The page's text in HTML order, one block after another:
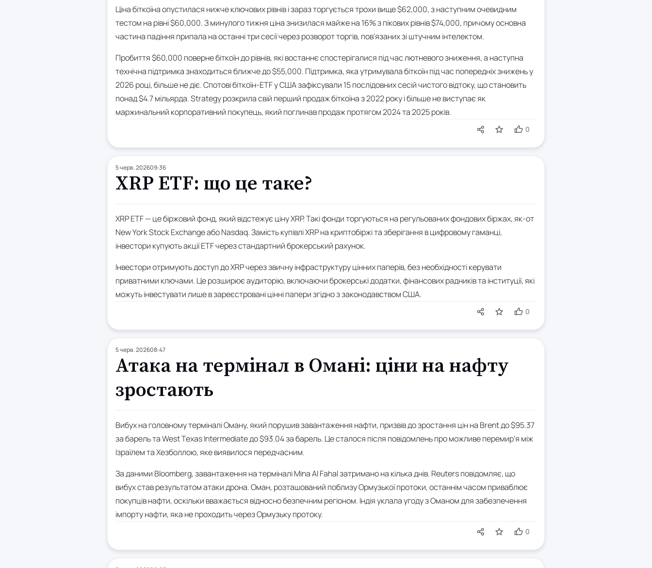
Ціна біткоїна опустилася нижче ключових рівнів і зараз торгується трохи вище $62,000, з наступним очевидним
тестом на рівні $60,000. З минулого тижня ціна знизилася майже на 16% з пікових рівнів $74,000, причому основна
частина падіння припала на останні три сесії через розворот торгів, пов'язаних зі штучним інтелектом.
Пробиття $60,000 поверне біткоїн до рівнів, які востаннє спостерігалися під час лютневого зниження, а наступна
технічна підтримка знаходиться ближче до $55,000. Підтримка, яка утримувала біткоїн під час попередніх знижень у
2026 році, більше не діє. Спотові біткоїн-ETF у США зафіксували 15 послідовних сесій чистого відтоку, що становить
понад $4.7 мільярда. Strategy розкрила свій перший продаж біткоїна з 2022 року і більше не виступає як
маржинальний корпоративний покупець, який поглинав продаж протягом 2024 та 2025 років.
0
5 черв. 202609:36
XRP ETF: що це таке?
XRP ETF — це біржовий фонд, який відстежує ціну XRP. Такі фонди торгуються на регульованих фондових біржах, як-от
New York Stock Exchange або Nasdaq. Замість купівлі XRP на криптобіржі та зберігання в цифровому гаманці,
інвестори купують акції ETF через стандартний брокерський рахунок.
Інвестори отримують доступ до XRP через звичну інфраструктуру цінних паперів, без необхідності керувати
приватними ключами. Це розширює аудиторію, включаючи брокерські додатки, фінансових радників та інституції, які
можуть інвестувати лише в зареєстровані цінні папери згідно з законодавством США.
0
5 черв. 202608:47
Атака на термінал в Омані: ціни на нафту
зростають
Вибух на головному терміналі Оману, який порушив завантаження нафти, призвів до зростання цін на Brent до $95.37
за барель та West Texas Intermediate до $93.04 за барель. Це сталося після повідомлень про можливе перемир’я між
Ізраїлем та Хезболлою, яке виявилося передчасним.
За даними Bloomberg, завантаження на терміналі Mina Al Fahal затримано на кілька днів. Reuters повідомляє, що
вибух став результатом атаки дрона. Оман, розташований поблизу Ормузької протоки, останнім часом приваблює
покупців нафти, оскільки вважається відносно безпечним регіоном. Індія уклала угоду з Оманом для забезпечення
імпорту нафти, яка не проходить через Ормузьку протоку.
0